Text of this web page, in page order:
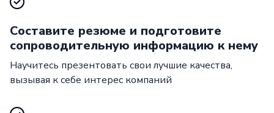
Составите резюме и подготовите
сопроводительную информацию к нему
Научитесь презентовать свои лучшие качества,
вызывая к себе интерес компаний